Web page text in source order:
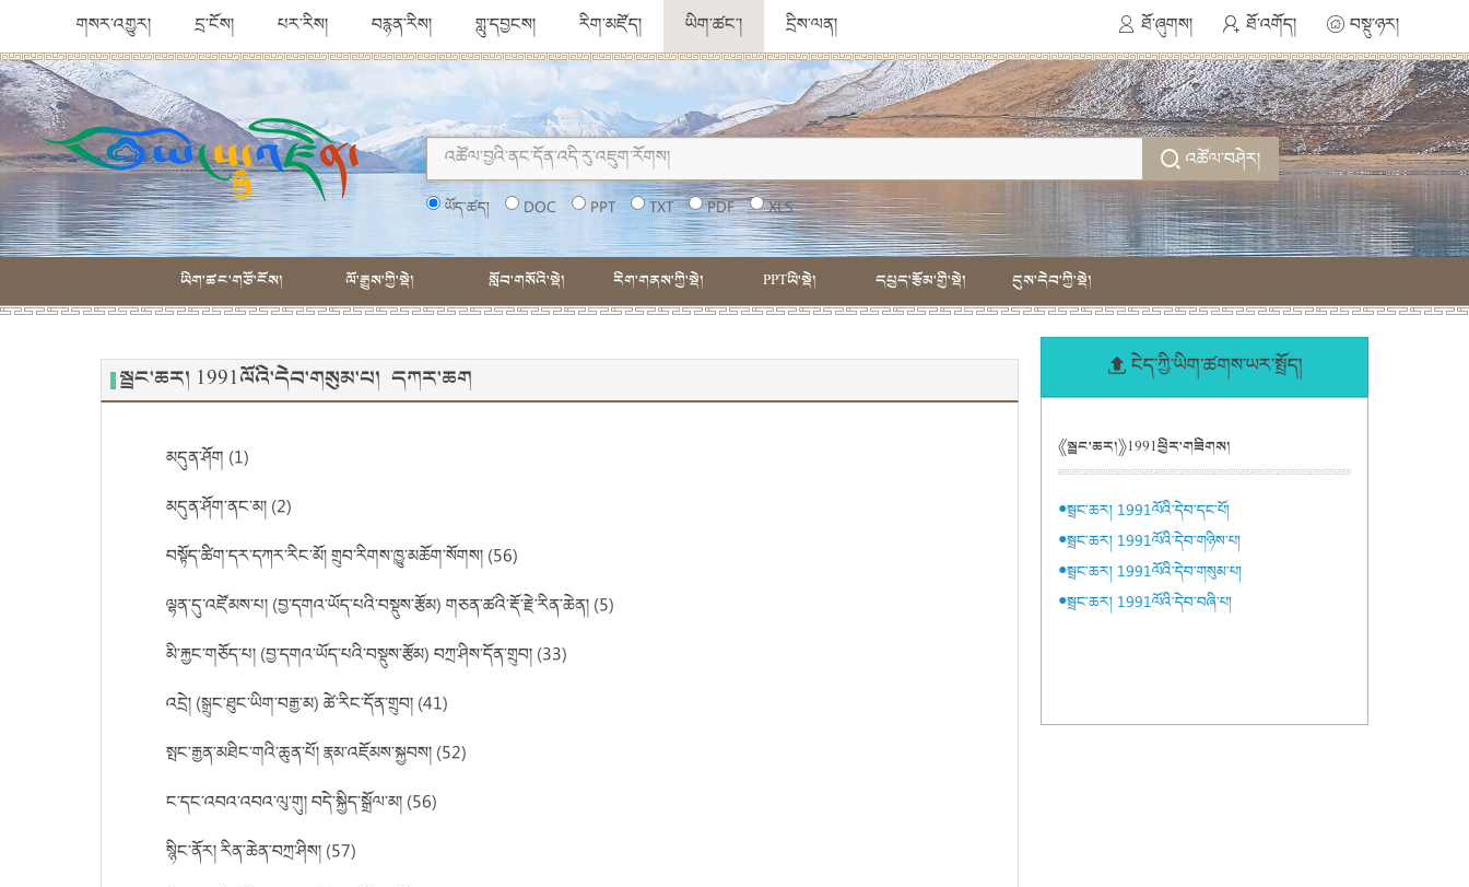
ཐོ་ཞུགས། ཐོ་འགོད། བསྡུ་ཉར།
གསར་འགྱུར། དྲ་ངོས། པར་རིས། བརྙན་རིས། གླུ་དབྱངས། རིག་མཛོད། ཡིག་ཚང་། དྲིས་ལན།
འཚོལ་བཤེར།
ཡོད་ཚད། DOC PPT TXT PDF XLS
ཡིག་ཚང་གཙོ་ངོས། ལོ་རྒྱུས་ཀྱི་སྡེ། སློབ་གསོའི་སྡེ། རིག་གནས་ཀྱི་སྡེ། PPTཡི་སྡེ། དཔྱད་རྩོམ་གྱི་སྡེ། དུས་དེབ་ཀྱི་སྡེ།
སྦྲང་ཆར། 1991ལོའི་དེབ་གསུམ་པ། དཀར་ཆག
མདུན་ཤོག (1)
མདུན་ཤོག་ནང་མ། (2)
བསྟོད་ཚིག་དར་དཀར་རིང་མོ། གྲུབ་རིགས་ཁྱུ་མཆོག་སོགས། (56)
ལྷན་དུ་འཛོམས་པ། (བྱ་དགའ་ཡོད་པའི་བསྡུས་རྩོམ) གཅན་ཚའི་རྡོ་རྗེ་རིན་ཆེན། (5)
མི་རྐྱང་གཅོད་པ། (བྱ་དགའ་ཡོད་པའི་བསྡུས་རྩོམ) བཀྲ་ཤིས་དོན་གྲུབ། (33)
འདྲེ། (སྒྲུང་ཐུང་ཡིག་བརྒྱ་མ) ཚེ་རིང་དོན་གྲུབ། (41)
སྤང་རྒྱན་མཐིང་གའི་ཆུན་པོ། རྣམ་འཇོམས་སྐྱབས། (52)
ང་དང་འབའ་འབའ་ལུ་གུ། བདེ་སྐྱིད་སྒྲོལ་མ། (56)
སྙིང་ནོར། རིན་ཆེན་བཀྲ་ཤིས། (57)
ངེད་ཀྱི་ཡིག་ཚགས་ཡར་སྤྲོད།
《སྦྲང་ཆར།》1991ཕྱིར་གཟིགས།
●སྦྲང་ཆར། 1991ལོའི་དེབ་དང་པོ།
●སྦྲང་ཆར། 1991ལོའི་དེབ་གཉིས་པ།
●སྦྲང་ཆར། 1991ལོའི་དེབ་གསུམ་པ།
●སྦྲང་ཆར། 1991ལོའི་དེབ་བཞི་པ།